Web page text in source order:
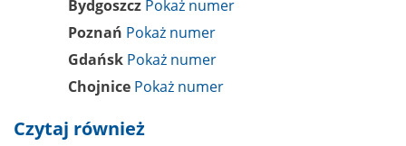
Bydgoszcz
Poznań
Gdańsk
Chojnice
Czytaj również